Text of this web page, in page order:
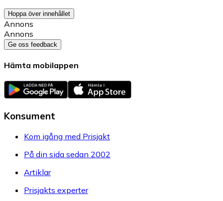
Hoppa över innehållet
Annons
Annons
Ge oss feedback
Hämta mobilappen
Konsument
Kom igång med Prisjakt
På din sida sedan 2002
Artiklar
Prisjakts experter